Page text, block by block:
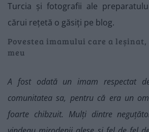
Turcia și fotografii ale
cărui rețetă o găsiți pe blog.
Povestea imamului care a
meu
A fost odată un imam respectat
comunitatea sa, pentru că era un
foarte chibzuit. Mulți dintre